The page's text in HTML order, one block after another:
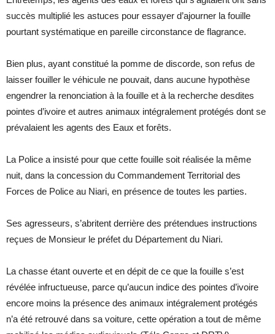
succès multiplié les astuces pour essayer d’ajourner la fouille
pourtant systématique en pareille circonstance de flagrance.
Bien plus, ayant constitué la pomme de discorde, son refus de
laisser fouiller le véhicule ne pouvait, dans aucune hypothèse
engendrer la renonciation à la fouille et à la recherche desdites
pointes d’ivoire et autres animaux intégralement protégés dont se
prévalaient les agents des Eaux et forêts.
La Police a insisté pour que cette fouille soit réalisée la même
nuit, dans la concession du Commandement Territorial des
Forces de Police au Niari, en présence de toutes les parties.
Ses agresseurs, s’abritent derrière des prétendues instructions
reçues de Monsieur le préfet du Département du Niari.
La chasse étant ouverte et en dépit de ce que la fouille s’est
révélée infructueuse, parce qu’aucun indice des pointes d’ivoire
encore moins la présence des animaux intégralement protégés
n’a été retrouvé dans sa voiture, cette opération a tout de même